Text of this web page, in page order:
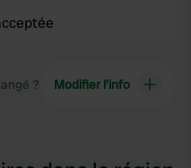
? Modifier l’info